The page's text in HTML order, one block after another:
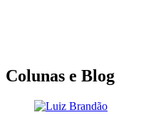
Colunas e Blog